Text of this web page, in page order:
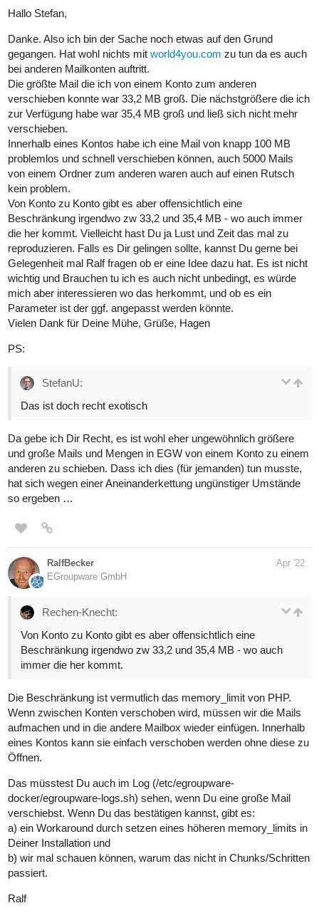
Hallo Stefan,
Danke. Also ich bin der Sache noch etwas auf den Grund
gegangen. Hat wohl nichts mit world4you.com zu tun da es auch
bei anderen Mailkonten auftritt.
Die größte Mail die ich von einem Konto zum anderen
verschieben konnte war 33,2 MB groß. Die nächstgrößere die ich
zur Verfügung habe war 35,4 MB groß und ließ sich nicht mehr
verschieben.
Innerhalb eines Kontos habe ich eine Mail von knapp 100 MB
problemlos und schnell verschieben können, auch 5000 Mails
von einem Ordner zum anderen waren auch auf einen Rutsch
kein problem.
Von Konto zu Konto gibt es aber offensichtlich eine
Beschränkung irgendwo zw 33,2 und 35,4 MB - wo auch immer
die her kommt. Vielleicht hast Du ja Lust und Zeit das mal zu
reproduzieren. Falls es Dir gelingen sollte, kannst Du gerne bei
Gelegenheit mal Ralf fragen ob er eine Idee dazu hat. Es ist nicht
wichtig und Brauchen tu ich es auch nicht unbedingt, es würde
mich aber interessieren wo das herkommt, und ob es ein
Parameter ist der ggf. angepasst werden könnte.
Vielen Dank für Deine Mühe, Grüße, Hagen
PS:
StefanU:
Das ist doch recht exotisch
Da gebe ich Dir Recht, es ist wohl eher ungewöhnlich größere
und große Mails und Mengen in EGW von einem Konto zu einem
anderen zu schieben. Dass ich dies (für jemanden) tun musste,
hat sich wegen einer Aneinanderkettung ungünstiger Umstände
so ergeben …
RalfBecker
EGroupware GmbH
Apr '22
Rechen-Knecht:
Von Konto zu Konto gibt es aber offensichtlich eine
Beschränkung irgendwo zw 33,2 und 35,4 MB - wo auch
immer die her kommt.
Die Beschränkung ist vermutlich das memory_limit von PHP.
Wenn zwischen Konten verschoben wird, müssen wir die Mails
aufmachen und in die andere Mailbox wieder einfügen. Innerhalb
eines Kontos kann sie einfach verschoben werden ohne diese zu
Öffnen.
Das müsstest Du auch im Log (/etc/egroupware-
docker/egroupware-logs.sh) sehen, wenn Du eine große Mail
verschiebst. Wenn Du das bestätigen kannst, gibt es:
a) ein Workaround durch setzen eines höheren memory_limits in
Deiner Installation und
b) wir mal schauen können, warum das nicht in Chunks/Schritten
passiert.
Ralf